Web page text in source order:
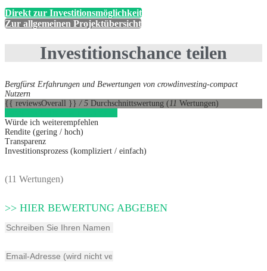
Direkt zur Investitionsmöglichkeit
Zur allgemeinen Projektübersicht
Investitionschance teilen
Bergfürst Erfahrungen und Bewertungen von crowdinvesting-compact
Nutzern
{{ reviewsOverall }}/ 5 Durchschnittswertung (11 Wertungen)
Würde ich weiterempfehlen
Rendite (gering / hoch)
Transparenz
Investitionsprozess (kompliziert / einfach)
(11 Wertungen)
>> HIER BEWERTUNG ABGEBEN